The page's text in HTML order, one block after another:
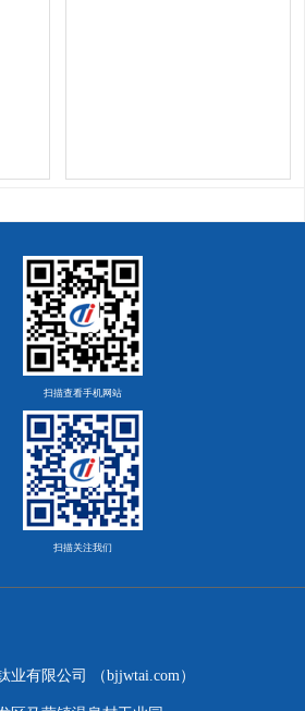
扫描查看手机网站
扫描关注我们
业有限公司 （bjjwtai.com）